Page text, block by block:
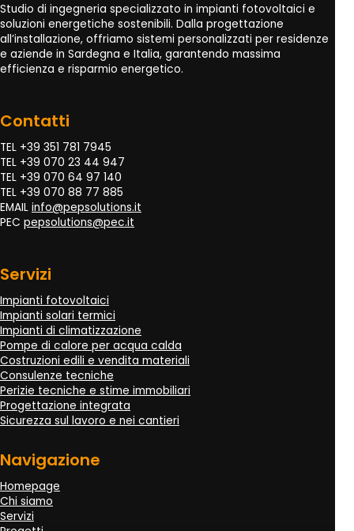
Studio di ingegneria specializzato in impianti fotovoltaici e
soluzioni energetiche sostenibili. Dalla progettazione
all’installazione, offriamo sistemi personalizzati per residenze
e aziende in Sardegna e Italia, garantendo massima
efficienza e risparmio energetico.
Contatti
TEL +39 351 781 7945
TEL +39 070 23 44 947
TEL +39 070 64 97 140
TEL +39 070 88 77 885
EMAIL info@pepsolutions.it
PEC pepsolutions@pec.it
Servizi
Impianti fotovoltaici
Impianti solari termici
Impianti di climatizzazione
Pompe di calore per acqua calda
Costruzioni edili e vendita materiali
Consulenze tecniche
Perizie tecniche e stime immobiliari
Progettazione integrata
Sicurezza sul lavoro e nei cantieri
Navigazione
Homepage
Chi siamo
Servizi